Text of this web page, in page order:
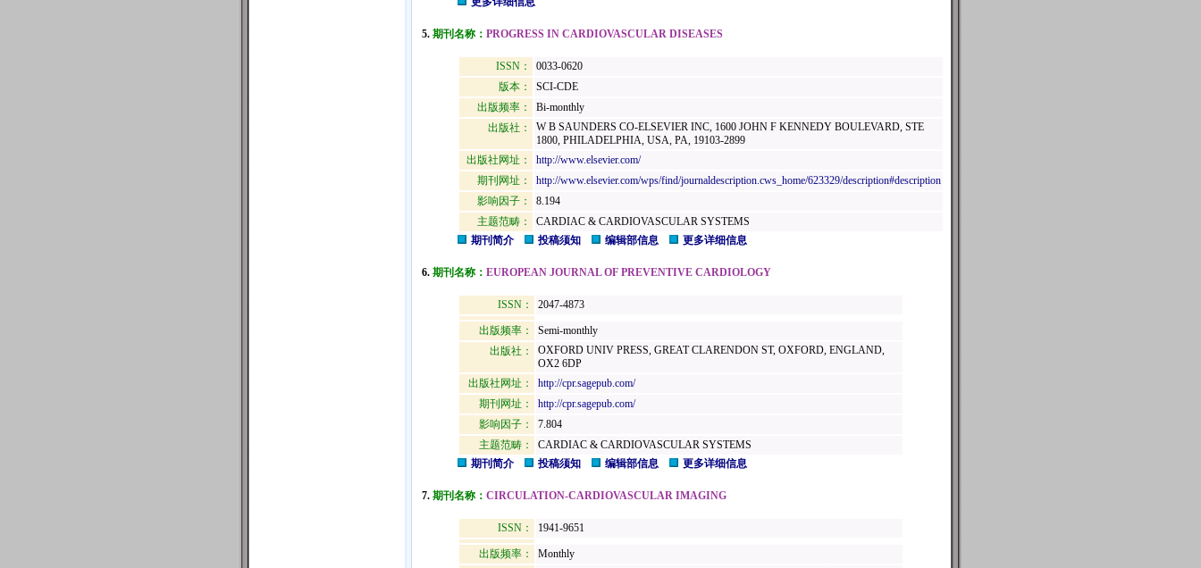
5. 期刊名称： PROGRESS IN CARDIOVASCULAR DISEASES
ISSN：
0033-0620
版本：
SCI-CDE
出版频率：
Bi-monthly
出版社：
W B SAUNDERS CO-ELSEVIER INC, 1600 JOHN F KENNEDY BOULEVARD, STE
1800, PHILADELPHIA, USA, PA, 19103-2899
出版社网址：
http://www.elsevier.com/
期刊网址：
http://www.elsevier.com/wps/find/journaldescription.cws_home/623329/description#description
影响因子：
8.194
主题范畴：
CARDIAC & CARDIOVASCULAR SYSTEMS
期刊简介
投稿须知 编辑部信息 更多详细信息
6. 期刊名称： EUROPEAN JOURNAL OF PREVENTIVE CARDIOLOGY
ISSN： 2047-4873
出版频率：
Semi-monthly
出版社：
OXFORD UNIV PRESS, GREAT CLARENDON ST, OXFORD, ENGLAND,
OX2 6DP
出版社网址：
http://cpr.sagepub.com/
期刊网址：
http://cpr.sagepub.com/
影响因子：
7.804
主题范畴：
CARDIAC & CARDIOVASCULAR SYSTEMS
期刊简介
投稿须知 编辑部信息 更多详细信息
7. 期刊名称： CIRCULATION-CARDIOVASCULAR IMAGING
ISSN： 1941-9651
出版频率：
Monthly